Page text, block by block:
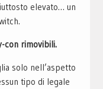
elevato… un
con rimovibili.
solo nell’aspetto
tipo di legale